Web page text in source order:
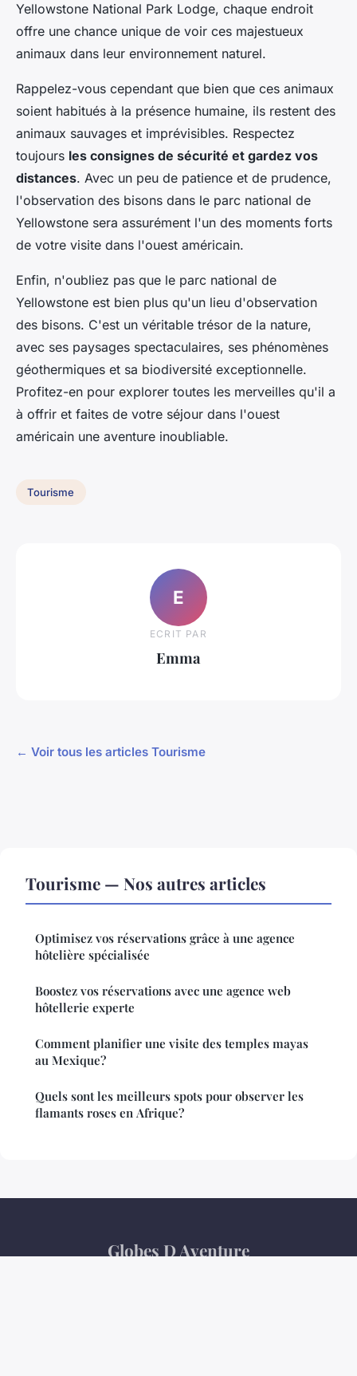
Yellowstone National Park Lodge, chaque endroit
offre une chance unique de voir ces majestueux
animaux dans leur environnement naturel.
Rappelez-vous cependant que bien que ces animaux
soient habitués à la présence humaine, ils restent des
animaux sauvages et imprévisibles. Respectez
toujours les consignes de sécurité et gardez vos
distances. Avec un peu de patience et de prudence,
l'observation des bisons dans le parc national de
Yellowstone sera assurément l'un des moments forts
de votre visite dans l'ouest américain.
Enfin, n'oubliez pas que le parc national de
Yellowstone est bien plus qu'un lieu d'observation
des bisons. C'est un véritable trésor de la nature,
avec ses paysages spectaculaires, ses phénomènes
géothermiques et sa biodiversité exceptionnelle.
Profitez-en pour explorer toutes les merveilles qu'il a
à offrir et faites de votre séjour dans l'ouest
américain une aventure inoubliable.
Tourisme
E
ECRIT PAR
Emma
← Voir tous les articles Tourisme
Tourisme — Nos autres articles
Optimisez vos réservations grâce à une agence
hôtelière spécialisée
Boostez vos réservations avec une agence web
hôtellerie experte
Comment planifier une visite des temples mayas
au Mexique?
Quels sont les meilleurs spots pour observer les
flamants roses en Afrique?
Globes D Aventure